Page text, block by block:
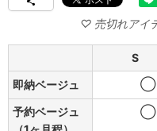
S
即納ベージュ
◯
予約ベージュ
◯